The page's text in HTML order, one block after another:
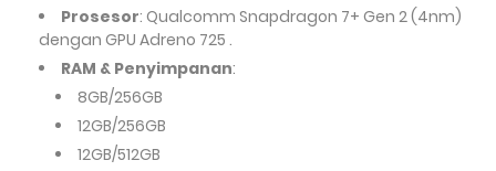
Prosesor: Qualcomm Snapdragon 7+ Gen 2 (4nm)
dengan GPU Adreno 725 .
RAM & Penyimpanan:
8GB/256GB
12GB/256GB
12GB/512GB